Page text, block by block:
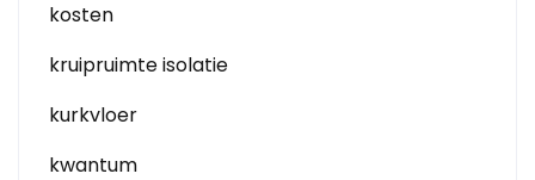
kosten
kruipruimte isolatie
kurkvloer
kwantum